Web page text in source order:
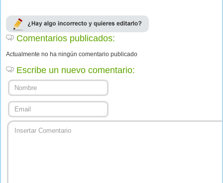
Comentarios publicados:
Actualmente no ha ningún comentario publicado
Escribe un nuevo comentario: